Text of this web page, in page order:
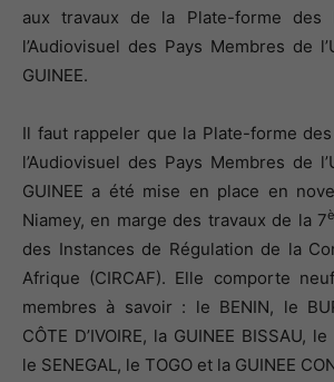
aux travaux de la Plate-forme des
l’Audiovisuel des Pays Membres de
GUINEE.
Il faut rappeler que la Plate-forme
l’Audiovisuel des Pays Membres de
GUINEE a été mise en place en
Niamey, en marge des travaux de la 7
des Instances de Régulation de la
Afrique (CIRCAF). Elle comporte
membres à savoir : le BENIN, le
CÔTE D’IVOIRE, la GUINEE BISSAU,
le SENEGAL, le TOGO et la GUINEE